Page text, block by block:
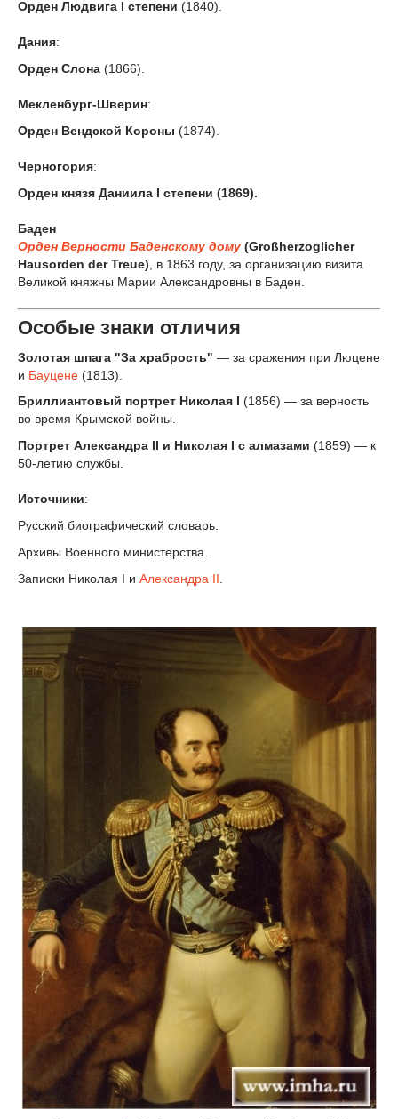
Орден Людвига I степени (1840).
Дания:
Орден Слона (1866).
Мекленбург-Шверин:
Орден Вендской Короны (1874).
Черногория:
Орден князя Даниила I степени (1869).
Баден
Орден Верности Баденскому дому (Großherzoglicher
Hausorden der Treue) , в 1863 году, за организацию визита
Великой княжны Марии Александровны в Баден.
Особые знаки отличия
Золотая шпага "За храбрость" — за сражения при Люцене
и Бауцене (1813).
Бриллиантовый портрет Николая I (1856) — за верность
во время Крымской войны.
Портрет Александра II и Николая I с алмазами (1859) — к
50-летию службы.
Источники:
Русский биографический словарь.
Архивы Военного министерства.
Записки Николая I и Александра II